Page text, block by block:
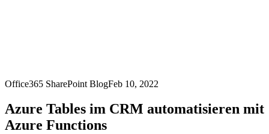
Office365 SharePoint BlogFeb 10, 2022
Azure Tables im CRM automatisieren mit
Azure Functions